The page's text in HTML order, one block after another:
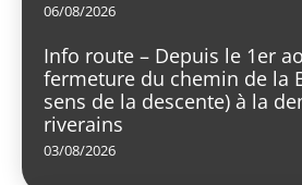
06/08/2026
Info route – Depuis le 1er
fermeture du chemin de la
sens de la descente) à la
riverains
03/08/2026